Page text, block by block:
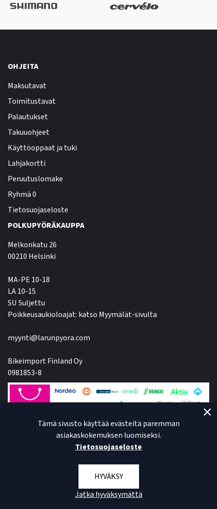
OHJEITA
Maksutavat
Toimitustavat
Palautukset
Takuuohjeet
Käyttöoppaat ja tuki
Lahjakortti
Peruutuslomake
Ryhmä 0
Tietosuojaseloste
POLKUPYÖRÄKAUPPA
Melkonkatu 26
00210 Helsinki
MA-PE 10-18
LA 10-15
SU Suljettu
Poikkeusaukioloajat: katso Myymälät-sivulta
myynti@larunpyora.com
Bikeimport Finland Oy
0981853-8
Tämä sivusto käyttää evästeitä paremman
asiakaskokemuksen luomiseksi.
Tietosuojaseloste
HYVÄKSY
Jatka hyväksymättä